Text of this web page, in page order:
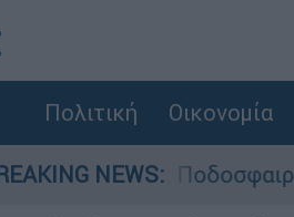
Πολιτική Οικονομία
NEWS:
Ποδοσφαιριστής